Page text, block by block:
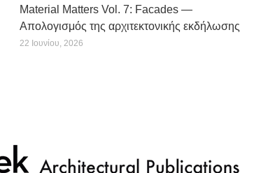
Material Matters Vol. 7: Facades —
Απολογισμός της αρχιτεκτονικής εκδήλωσης
22 Ιουνίου, 2026